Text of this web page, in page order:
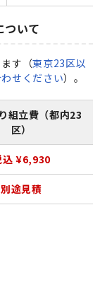
ついて
す（東京23区以
せください）。
組立費（都内23
区）
込 ¥6,930
別途見積